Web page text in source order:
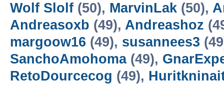
Wolf Slolf (50), MarvinLak (50),
Andreasoxb (49), Andreashoz
margoow16 (49), susannees3
SanchoAmohoma(49),
RetoDourcecog (49),